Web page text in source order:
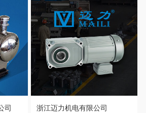
司 浙江迈力机电有限公司